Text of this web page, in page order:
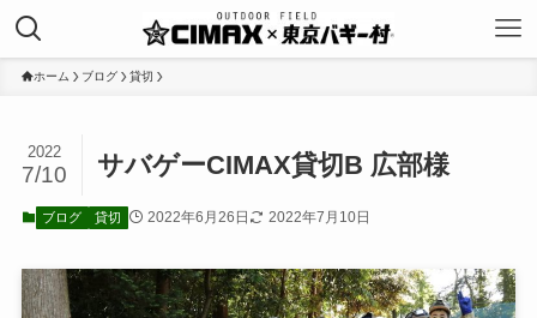
ホーム ブログ 貸切
サバゲーCIMAX貸切B 広部様
2022
7/10
ブログ 貸切 2022年6月26日 2022年7月10日